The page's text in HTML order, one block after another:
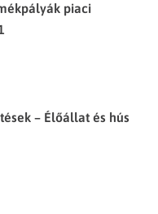
piaci
– Élőállat és hús